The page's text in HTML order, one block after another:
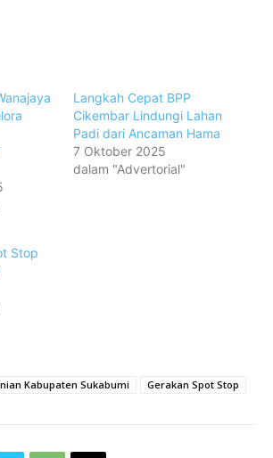
Langkah Cepat BPP
Cikembar Lindungi Lahan
Padi dari Ancaman Hama
7 Oktober 2025
dalam "Advertorial"
Stop
Kabupaten Sukabumi Gerakan Spot Stop